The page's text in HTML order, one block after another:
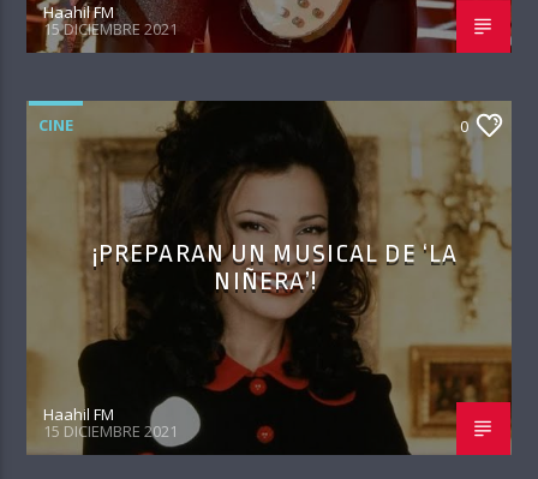
Haahil FM
15 DICIEMBRE 2021
CINE 0
¡PREPARAN UN MUSICAL DE ‘LA
NIÑERA’!
Haahil FM
15 DICIEMBRE 2021